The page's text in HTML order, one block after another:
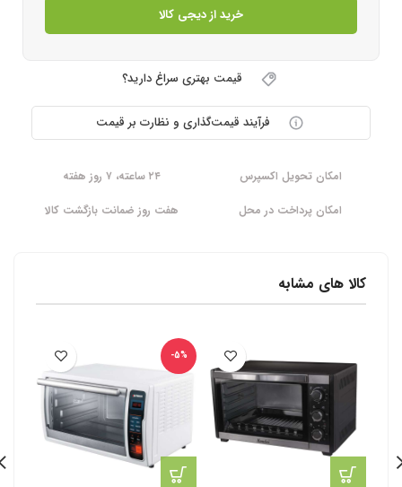
خرید از دیجی کالا
قیمت بهتری سراغ دارید؟
فرآیند قیمت‌گذاری و نظارت بر قیمت
امکان تحویل اکسپرس
۲۴ ساعته، ۷ روز هفته
امکان پرداخت در محل
هفت روز ضمانت بازگشت کالا
کالا های مشابه
-5%